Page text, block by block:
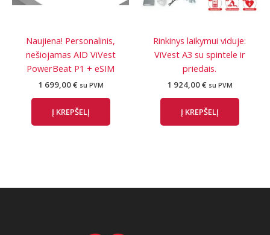
Naujiena! Personalinis,
nešiojamas AID ViVest
PowerBeat P1 + eSIM
1 699,00€ su PVM
Į KREPŠELĮ
Rinkinys laikymui viduje:
ViVest A3 su spintele ir
priedais.
1 924,00€ su PVM
Į KREPŠELĮ